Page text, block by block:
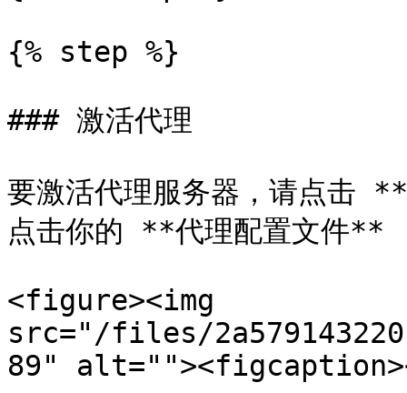
{% step %}
### 激活代理
要激活代理服务器，请点击
点击你的 **代理配置文件**
<figure><img
src="/files/
89"